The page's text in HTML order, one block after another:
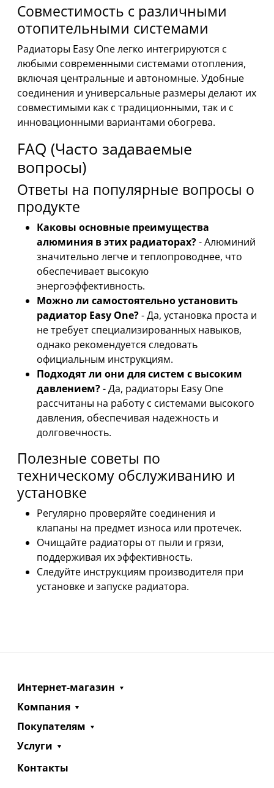
Совместимость с различными
отопительными системами
Радиаторы Easy One легко интегрируются с
любыми современными системами отопления,
включая центральные и автономные. Удобные
соединения и универсальные размеры делают их
совместимыми как с традиционными, так и с
инновационными вариантами обогрева.
FAQ (Часто задаваемые
вопросы)
Ответы на популярные вопросы о
продукте
Каковы основные преимущества
алюминия в этих радиаторах?- Алюминий
значительно легче и теплопроводнее, что
обеспечивает высокую
энергоэффективность.
Можно ли самостоятельно установить
радиатор Easy One?- Да, установка проста и
не требует специализированных навыков,
однако рекомендуется следовать
официальным инструкциям.
Подходят ли они для систем с высоким
давлением?- Да, радиаторы Easy One
рассчитаны на работу с системами высокого
давления, обеспечивая надежность и
долговечность.
Полезные советы по
техническому обслуживанию и
установке
Регулярно проверяйте соединения и
клапаны на предмет износа или протечек.
Очищайте радиаторы от пыли и грязи,
поддерживая их эффективность.
Следуйте инструкциям производителя при
установке и запуске радиатора.
Интернет-магазин
Компания
Покупателям
Услуги
Контакты